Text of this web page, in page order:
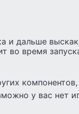
и дальше
во время
у вас нет